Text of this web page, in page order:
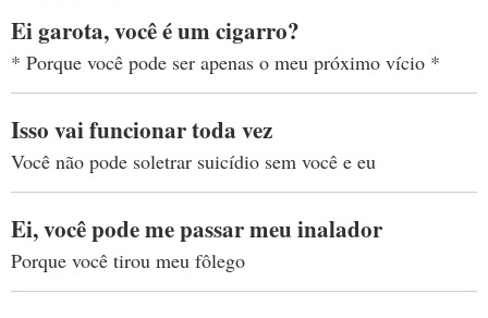
Ei garota, você é um cigarro?
* Porque você pode ser apenas o meu próximo vício *
Isso vai funcionar toda vez
Você não pode soletrar suicídio sem você e eu
Ei, você pode me passar meu inalador
Porque você tirou meu fôlego